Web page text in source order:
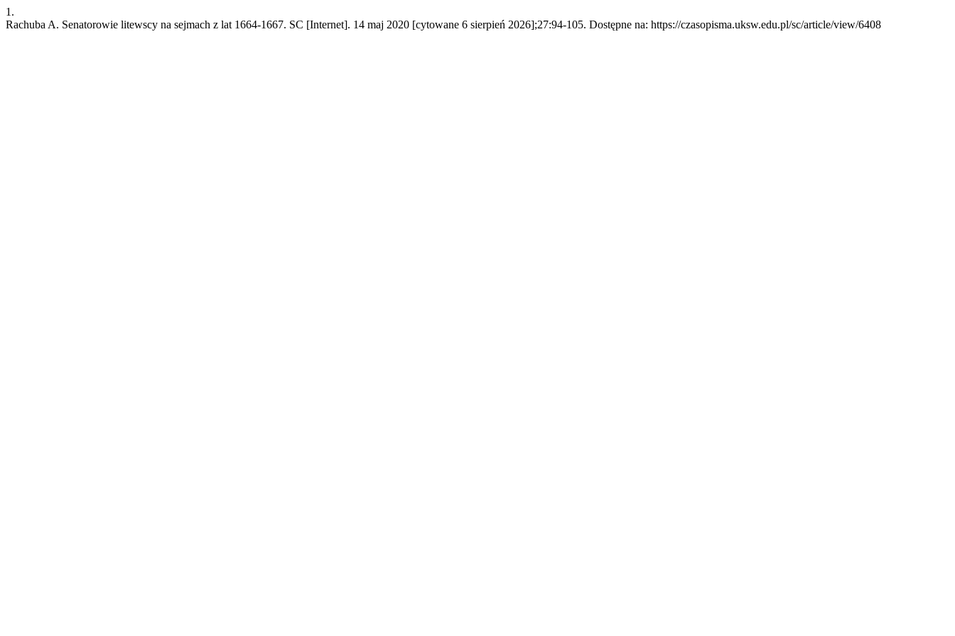
1.
Rachuba A. Senatorowie litewscy na sejmach z lat 1664-1667. SC [Internet]. 14 maj 2020 [cytowane 6 sierpień 2026];27:94-105. Dostępne na: https://czasopisma.uksw.edu.pl/sc/article/view/6408